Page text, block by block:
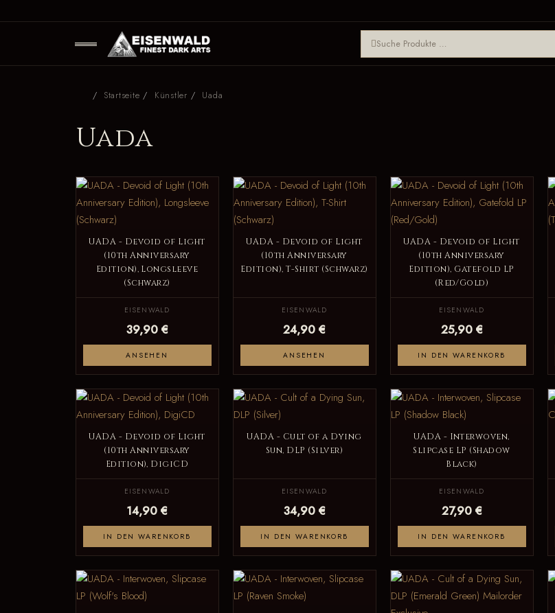
Startseite Künstler Uada
Uada
UADA - Devoid of Light
(10th Anniversary
Edition), Longsleeve
(Schwarz)
EISENWALD
39,90 €
ANSEHEN
UADA - Devoid of Light
(10th Anniversary
Edition), T-Shirt (Schwarz)
EISENWALD
24,90 €
ANSEHEN
UADA - Devoid of Light
(10th Anniversary
Edition), Gatefold LP
(Red/Gold)
EISENWALD
25,90 €
IN DEN WARENKORB
UADA - Devoid of Light
(10th Anniversary
Edition), DigiCD
EISENWALD
14,90 €
IN DEN WARENKORB
UADA - Cult of a Dying
Sun, DLP (Silver)
EISENWALD
34,90 €
IN DEN WARENKORB
UADA - Interwoven,
Slipcase LP (Shadow
Black)
EISENWALD
27,90 €
IN DEN WARENKORB